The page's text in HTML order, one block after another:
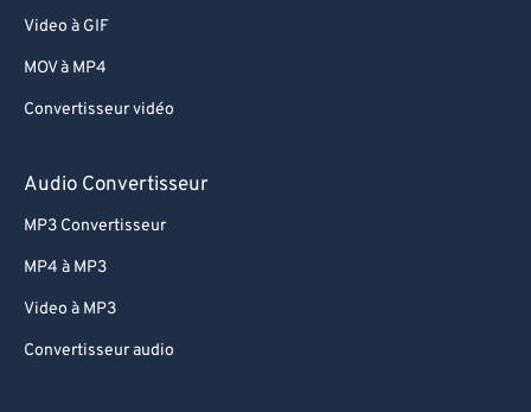
Video à GIF
MOV à MP4
Convertisseur vidéo
Audio Convertisseur
MP3 Convertisseur
MP4 à MP3
Video à MP3
Convertisseur audio